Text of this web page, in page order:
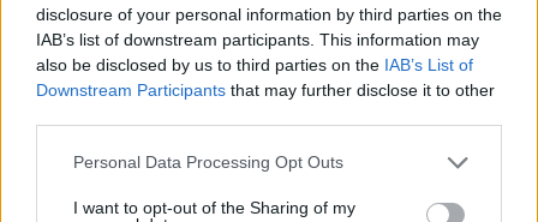
disclosure of your personal information by third parties on the
IAB’s list of downstream participants. This information may
also be disclosed by us to third parties on the IAB’s List of
Downstream Participants that may further disclose it to other
Please note that this website/app uses one or more Google
not limited to your visit or usage behaviour. You may click to
Personal Data Processing Opt Outs
I want to opt-out of the Sharing of my
Πέθανε το άσπρο κουτάβι που συμβίωνε με αγέλη
μικρέ, δείτε βίντεο